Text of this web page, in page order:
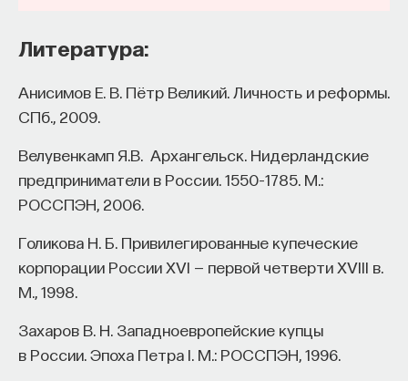
Литература:
Анисимов Е. В. Пётр Великий. Личность и реформы.
СПб., 2009.
Велувенкамп Я.В. Архангельск. Нидерландские
предприниматели в России. 1550–1785. М.:
РОССПЭН, 2006.
Голикова Н. Б. Привилегированные купеческие
корпорации России XVI — первой четверти XVIII в.
М., 1998.
Захаров В. Н. Западноевропейские купцы
в России. Эпоха Петра I. М.: РОССПЭН, 1996.